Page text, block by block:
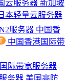
云服务器 新加坡
本轻量云服务器
服务器 中国香
中国香港国际带
际带宽服务器